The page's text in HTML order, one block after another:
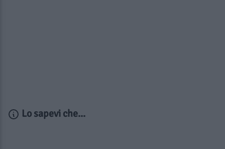
Lo sapevi che...